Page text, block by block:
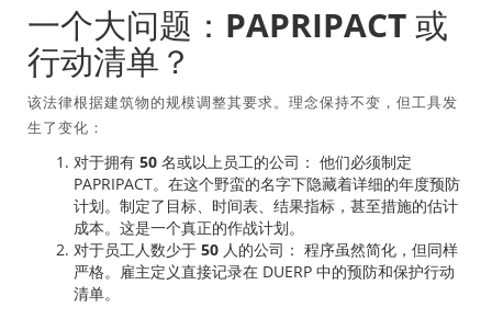
一个大问题：PAPRIPACT 或
行动清单？
该法律根据建筑物的规模调整其要求。理念保持不变，但工具发
生了变化：
对于拥有 50 名或以上员工的公司： 他们必须制定
PAPRIPACT。在这个野蛮的名字下隐藏着详细的年度预防
计划。制定了目标、时间表、结果指标，甚至措施的估计
成本。这是一个真正的作战计划。
对于员工人数少于 50 人的公司： 程序虽然简化，但同样
严格。雇主定义直接记录在 DUERP 中的预防和保护行动
清单。